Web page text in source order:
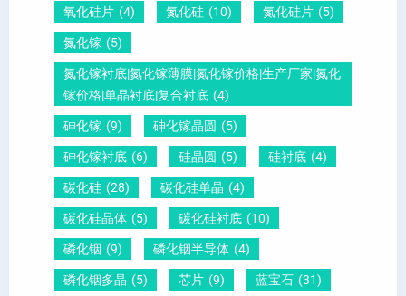
明
？
晶
氧化硅片 (4) 氮化硅 (10) 氮化硅片 (5)
氮化镓 (5)
氮化镓衬底|氮化镓薄膜|氮化镓价格|生产厂家|氮化
镓价格|单晶衬底|复合衬底 (4)
砷化镓 (9) 砷化镓晶圆 (5)
砷化镓衬底 (6) 硅晶圆 (5) 硅衬底 (4)
碳化硅 (28) 碳化硅单晶 (4)
碳化硅晶体 (5) 碳化硅衬底 (10)
磷化铟 (9) 磷化铟半导体 (4)
磷化铟多晶 (5) 芯片 (9) 蓝宝石 (31)